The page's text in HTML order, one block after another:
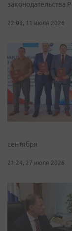
законодательства
22:08, 11 июля 2026
сентября
21:24, 27 июля 2026